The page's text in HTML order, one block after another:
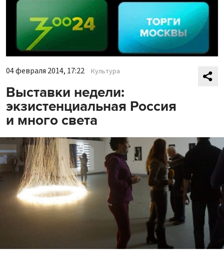
04 февраля 2014, 17:22 Культура
Выставки недели:
экзистенциальная Россия
и много света